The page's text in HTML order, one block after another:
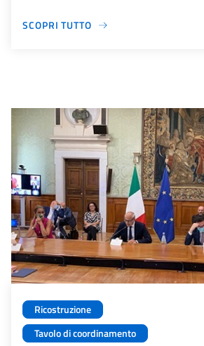
SCOPRI TUTTO
Ricostruzione
Tavolo di coordinamento